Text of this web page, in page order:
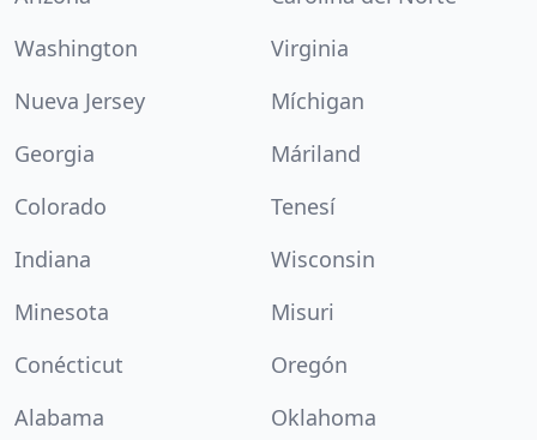
Washington
Virginia
Nueva Jersey
Míchigan
Georgia
Máriland
Colorado
Tenesí
Indiana
Wisconsin
Minesota
Misuri
Conécticut
Oregón
Alabama
Oklahoma